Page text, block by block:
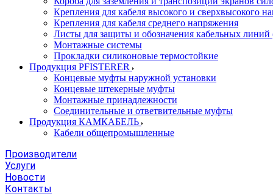
Крепления для кабеля высокого и сверхвысокого
Крепления для кабеля среднего напряжения
Листы для защиты и обозначения кабельных
Монтажные системы
Прокладки силиконовые термостойкие
Продукция PFISTERER
Концевые муфты наружной установки
Концевые штекерные муфты
Монтажные принадлежности
Соединительные и ответвительные муфты
Продукция КАМКАБЕЛЬ
Кабели общепромышленные
Производители
Услуги
Новости
Контакты